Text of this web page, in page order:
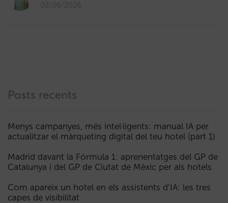
02/06/2026
Posts recents
Menys campanyes, més intel·ligents: manual IA per
actualitzar el màrqueting digital del teu hotel (part 1)
Madrid davant la Fórmula 1: aprenentatges del GP de
Catalunya i del GP de Ciutat de Mèxic per als hotels
Com apareix un hotel en els assistents d’IA: les tres
capes de visibilitat